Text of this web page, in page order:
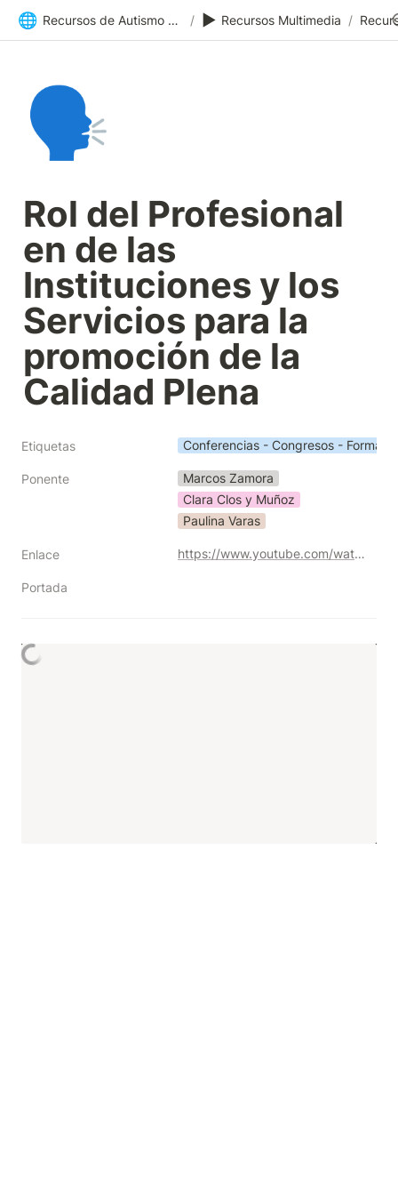
🌐 Recursos de Autismo Sevilla | Inicio / ▶️ Recursos Multimedia /
🗣️
Rol del Profesional
en de las
Instituciones y los
Servicios para la
promoción de la
Calidad Plena
Etiquetas Conferencias - Congresos -
Ponente
Marcos Zamora
Clara Clos y Muñoz
Paulina Varas
Enlace https://www.youtube.com/watch?v=eWkLfOQW1Ak&t=2912s
Portada